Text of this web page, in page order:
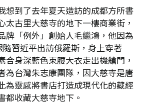
想到了去年夏天造訪的成都方所書
太古里大慈寺的地下一樓商業街，
牌「例外」創始人毛繼鴻，他因為
隨習近平出訪俄羅斯，身上穿著
合身深藍色束腰大衣走出機艙門，
為台灣朱志康團隊，因大慈寺是唐
為靈感將書店打造成現代化的藏經
都收藏大慈寺地下。